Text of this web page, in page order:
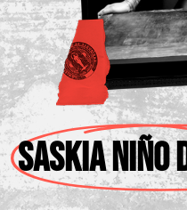
SASKIA NIÑO